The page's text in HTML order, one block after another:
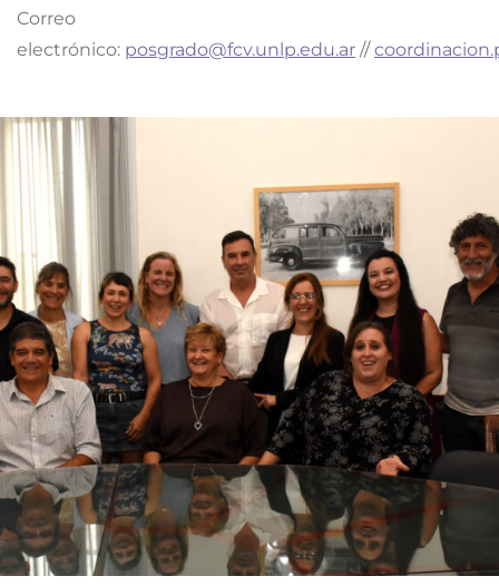
Correo
electrónico: posgrado@fcv.unlp.edu.ar //